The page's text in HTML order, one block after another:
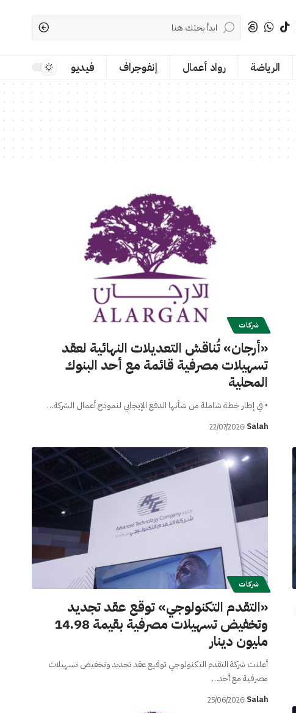
الرياضة رواد أعمال إنفوجراف فيديو
شركات
«أرجان» تُناقش التعديلات النهائية لعقد
تسهيلات مصرفية قائمة مع أحد البنوك
المحلية
• في إطار خطة شاملة من شأنها الدفع الإيجابي لنموذج أعمال الشركة…
Salah
22/07/2026
شركات
«التقدم التكنولوجي» توقع عقد تجديد
وتخفيض تسهيلات مصرفية بقيمة 14.98
مليون دينار
أعلنت شركة التقدم التكنولوجي توقيع عقد تجديد وتخفيض تسهيلات
مصرفية مع أحد…
Salah
25/06/2026